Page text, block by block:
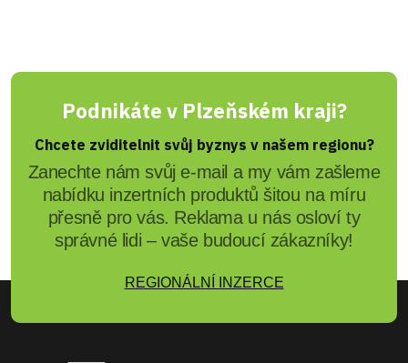
Podnikáte v Plzeňském kraji?
Chcete zviditelnit svůj byznys v našem regionu?
Zanechte nám svůj e-mail a my vám zašleme
nabídku inzertních produktů šitou na míru
přesně pro vás. Reklama u nás osloví ty
správné lidi – vaše budoucí zákazníky!
REGIONÁLNÍ INZERCE